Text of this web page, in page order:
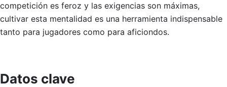
competición es feroz y las exigencias son máximas,
cultivar esta mentalidad es una herramienta indispensable
tanto para jugadores como para aficiondos.
Datos clave